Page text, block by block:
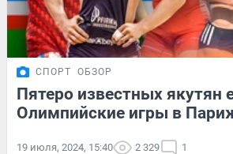
СПОРТ ОБЗОР
Пятеро известных якутян
Олимпийские игры в
19 июля, 2024, 15:40 2 329 1